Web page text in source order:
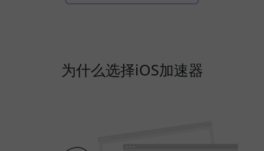
为什么选择iOS加速器